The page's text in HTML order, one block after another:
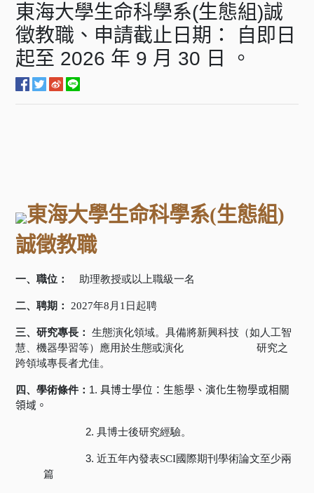
東海大學生命科學系(生態組)誠
徵教職、申請截止日期： 自即日
起至 2026 年 9 月 30 日 。
東海大學生命科學系(生態組)
誠徵教職
一、職位 ： 助理教授或以上職級一名
二、聘期： 2027年8 月1 日起聘
三、研究專長：
生態演化領域。具備將新興科技（如人工智
慧、機器學習等）應用於生態或演化
研究之
跨領域專長者尤佳。
四、學術條件： 1.具博士學位：生態學、演化生物學或相關
領域。
2.具博士後研究經驗。
3.近五年內發表SCI國際期刊學術論文至少兩
篇